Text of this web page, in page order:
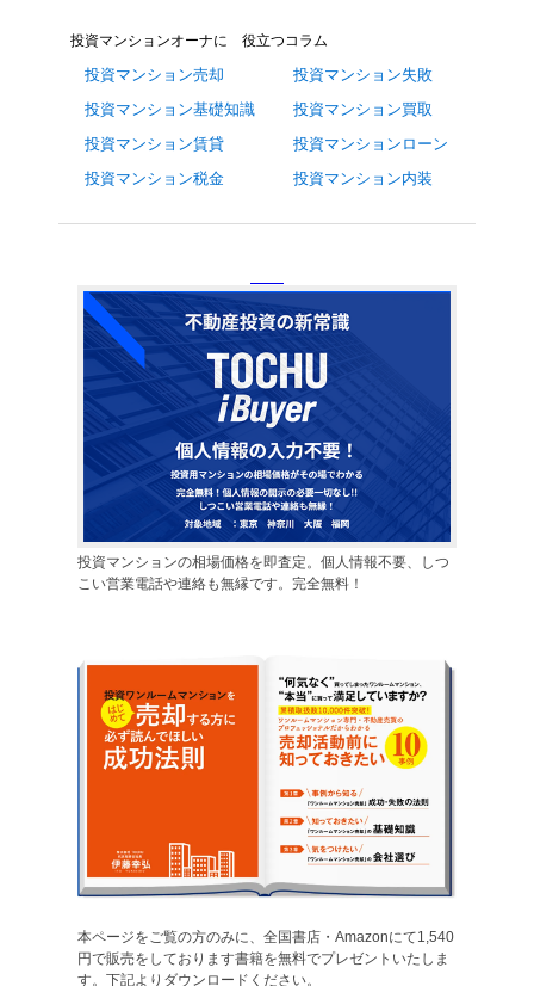
投資マンションオーナに 役立つコラム
投資マンション売却
投資マンション基礎知識
投資マンション賃貸
投資マンション税金
投資マンション失敗
投資マンション買取
投資マンションローン
投資マンション内装
投資マンションの相場価格を即査定。個人情報不要、しつ
こい営業電話や連絡も無縁です。完全無料！
本ページをご覧の方のみに、全国書店・Amazonにて1,540
円で販売をしております書籍を無料でプレゼントいたしま
す。下記よりダウンロードください。